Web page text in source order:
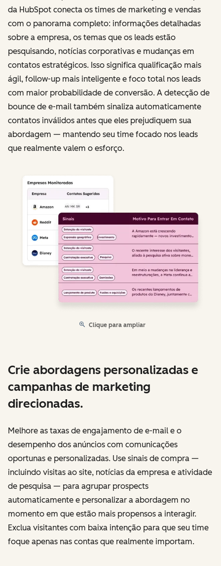
da HubSpot conecta os times de marketing e vendas
com o panorama completo: informações detalhadas
sobre a empresa, os temas que os leads estão
pesquisando, notícias corporativas e mudanças em
contatos estratégicos. Isso significa qualificação mais
ágil, follow-up mais inteligente e foco total nos leads
com maior probabilidade de conversão. A detecção de
bounce de e-mail também sinaliza automaticamente
contatos inválidos antes que eles prejudiquem sua
abordagem — mantendo seu time focado nos leads
que realmente valem o esforço.
Clique para ampliar
Crie abordagens personalizadas e
campanhas de marketing
direcionadas.
Melhore as taxas de engajamento de e-mail e o
desempenho dos anúncios com comunicações
oportunas e personalizadas. Use sinais de compra —
incluindo visitas ao site, notícias da empresa e atividade
de pesquisa — para agrupar prospects
automaticamente e personalizar a abordagem no
momento em que estão mais propensos a interagir.
Exclua visitantes com baixa intenção para que seu time
foque apenas nas contas que realmente importam.